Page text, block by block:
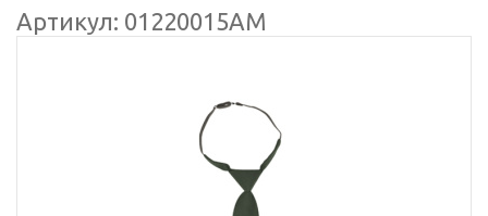
Артикул: 01220015АМ